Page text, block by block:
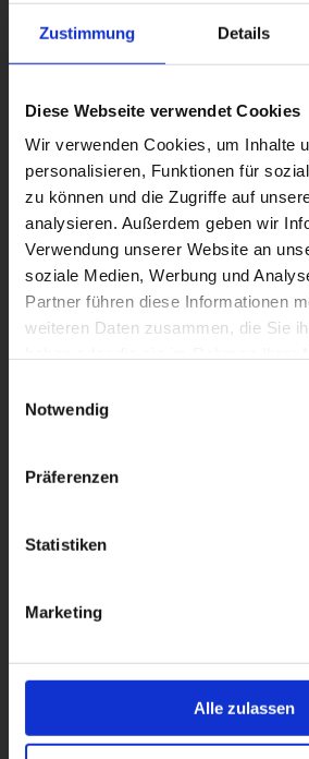
Zustimmung Details
Diese Webseite verwendet Cookies
Wir verwenden Cookies, um Inhalte
personalisieren, Funktionen für
zu können und die Zugriffe auf
analysieren. Außerdem geben wir
Verwendung unserer Website an
soziale Medien, Werbung und
Partner führen diese Informationen
weiteren Daten zusammen, die Sie
Notwendig
Präferenzen
Statistiken
Marketing
Alle zulassen